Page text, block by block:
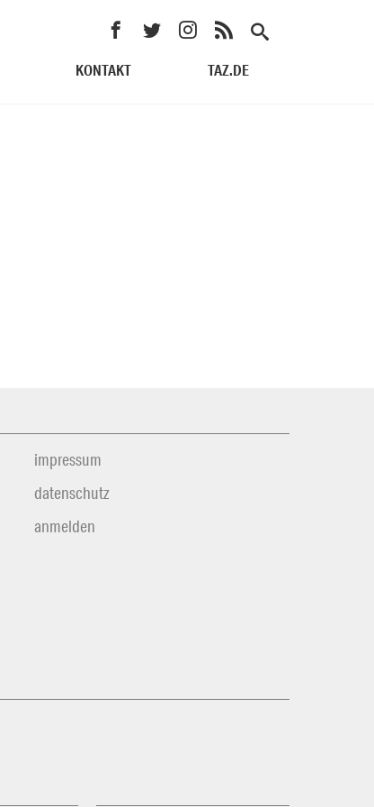
KONTAKT TAZ.DE
impressum
datenschutz
anmelden